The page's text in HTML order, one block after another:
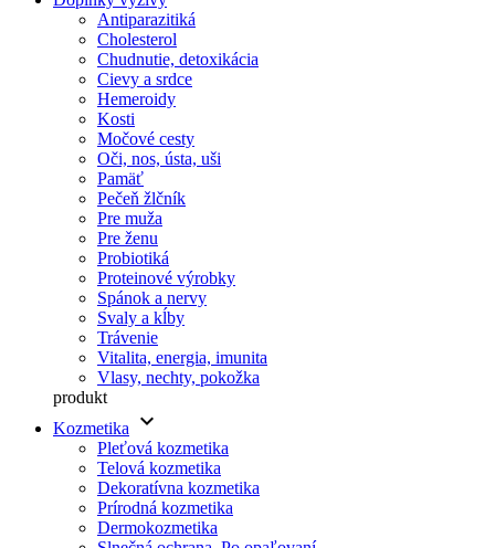
Antiparazitiká
Cholesterol
Chudnutie, detoxikácia
Cievy a srdce
Hemeroidy
Kosti
Močové cesty
Oči, nos, ústa, uši
Pamäť
Pečeň žlčník
Pre muža
Pre ženu
Probiotiká
Proteinové výrobky
Spánok a nervy
Svaly a kĺby
Trávenie
Vitalita, energia, imunita
Vlasy, nechty, pokožka
produkt
Kozmetika
keyboard_arrow_down
Pleťová kozmetika
Telová kozmetika
Dekoratívna kozmetika
Prírodná kozmetika
Dermokozmetika